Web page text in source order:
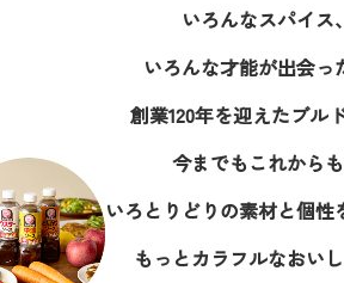
いろんなスパイス、
いろんな才能が出会っ
創業120年を迎えたブル
今までもこれからも
いろとりどりの素材と個性
もっとカラフルなおいし